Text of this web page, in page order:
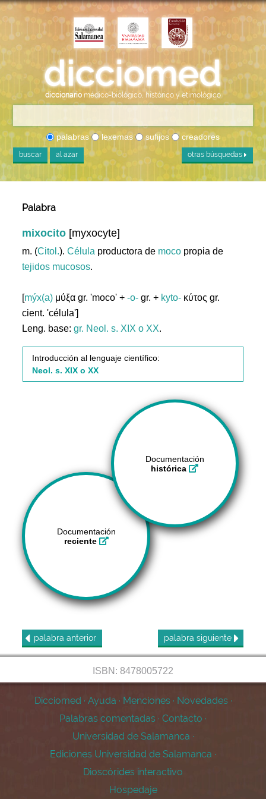
diccionario médico-biológico, histórico y etimológico
palabras lexemas sufijos creadores
buscar al azar otras búsquedas
Palabra
mixocito [myxocyte]
m. (Citol.).Célula productora de moco propia de
tejidos mucosos.
[mýx(a) μύξα gr. 'moco' +-o- gr. + kyto- κύτος gr.
cient. 'célula']
Leng. base:gr. Neol. s. XIX o XX.
Introducción al lenguaje científico:
Neol. s. XIX o XX
Documentación
histórica
Documentación
reciente
palabra anterior palabra siguiente
ISBN: 8478005722
Dicciomed · Ayuda · Menciones · Novedades ·
Palabras comentadas · Contacto ·
Universidad de Salamanca ·
Ediciones Universidad de Salamanca ·
Dioscórides interactivo
Hospedaje